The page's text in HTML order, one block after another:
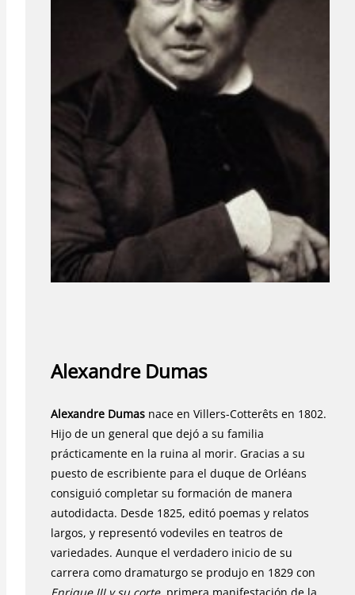
Alexandre Dumas
Alexandre Dumas nace en Villers-Cotterêts en 1802.
Hijo de un general que dejó a su familia
prácticamente en la ruina al morir. Gracias a su
puesto de escribiente para el duque de Orléans
consiguió completar su formación de manera
autodidacta. Desde 1825, editó poemas y relatos
largos, y representó vodeviles en teatros de
variedades. Aunque el verdadero inicio de su
carrera como dramaturgo se produjo en 1829 con